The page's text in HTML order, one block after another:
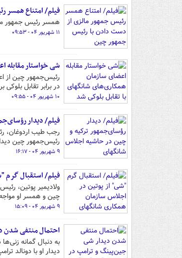
فیلم/ امتناع همسر
همسر رئیس جمهور
۱۱ شهریور ۰۴ - ۰۹:۵۳
شی خواستار مقابله
رئیس‌جمهور چین از
در برابر تقابل
۱۰ شهریور ۰۴ - ۰۹:۵۵
فیلم/ دیدار
رجب طیب اردوغان،
رئیس‌جمهور چین
۹ شهریور ۰۴ - ۱۶:۱۷
فیلم/ استقبال گرم
ولادیمیر پوتین،
چین و همسر او
۹ شهریور ۰۴ - ۱۵:۰۹
احتمال منتفی شدن
به دنبال گمانه
دیدار او با دونالد